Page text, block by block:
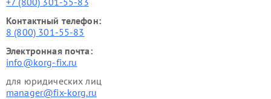
Контактный телефон:
8 (800) 301-55-83
Электронная почта:
info@korg-fix.ru
для юридических лиц
manager@fix-korg.ru